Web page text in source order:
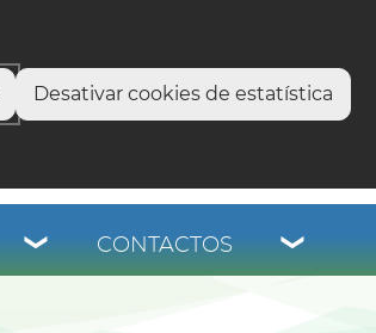
Desativar cookies de estatística
CONTACTOS